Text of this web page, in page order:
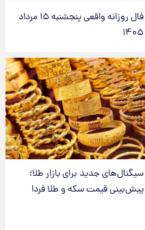
فال روزانه واقعی پنجشنبه ۱۵ مرداد
۱۴۰۵
سیگنال‌های جدید برای بازار طلا؛
پیش‌بینی قیمت سکه و طلا فردا